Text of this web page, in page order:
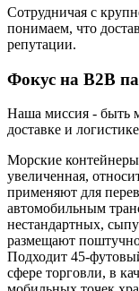
Сотрудничая с
понимаем, что
репутации.
Фокус на B2B
Наша миссия - быть
доставке и
Морские
увеличенная,
применяют для
автомобильным
нестандартных,
размещают
Подходит 45-
сфере торговли, в